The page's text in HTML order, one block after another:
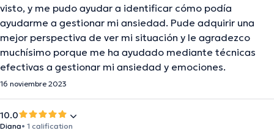
visto, y me pudo ayudar a identificar cómo podía
ayudarme a gestionar mi ansiedad. Pude adquirir una
mejor perspectiva de ver mi situación y le agradezco
muchísimo porque me ha ayudado mediante técnicas
efectivas a gestionar mi ansiedad y emociones.
16 noviembre 2023
10.0
Diana• 1 calification